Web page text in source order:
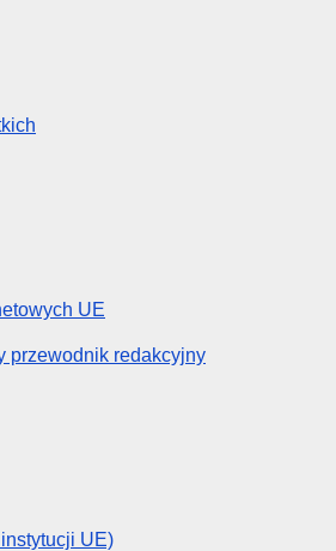
UE
przewodnik redakcyjny
UE)